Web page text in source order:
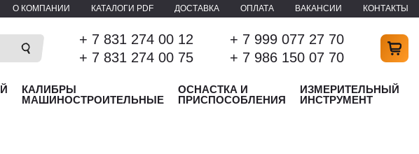
О КОМПАНИИ КАТАЛОГИ PDF ДОСТАВКА ОПЛАТА ВАКАНСИИ КОНТАКТЫ
+ 7 831 274 00 12
+ 7 831 274 00 75
+ 7 999 077 27 70
+ 7 986 150 07 70
КАЛИБРЫ
МАШИНОСТРОИТЕЛЬНЫЕ
ОСНАСТКА И
ПРИСПОСОБЛЕНИЯ
ИЗМЕРИТЕЛЬНЫЙ
ИНСТРУМЕНТ